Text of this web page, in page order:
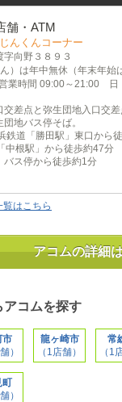
舗・ATM
んくんコーナー
向野３８９３
）は年中無休（年末年始
業時間 09:00～21:00 日
差点と弥生団地入口交
地バス停そば。
鉄道「勝田駅」東口から
中根駅」から徒歩約47分
バス停から徒歩約1分
はこちら
アコムの詳細
アコムを探す
市
）
龍ヶ崎市
（1店舗）
常
（1
町
）